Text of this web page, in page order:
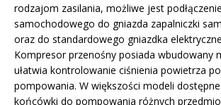
rodzajom zasilania, możliwe jest
samochodowego do gniazda zapalniczki
oraz do standardowego gniazdka
Kompresor przenośny posiada wbudowany
ułatwia kontrolowanie ciśnienia powietrza
pompowania. W większości modeli
końcówki do pompowania różnych